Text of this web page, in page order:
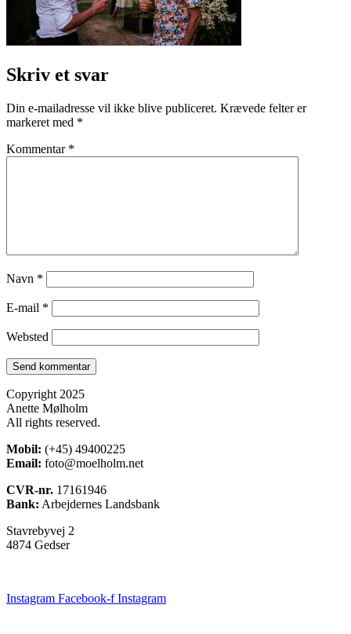
Skriv et svar
Din e-mailadresse vil ikke blive publiceret. Krævede felter er
markeret med *
Kommentar *
Navn *
E-mail *
Websted
Copyright 2025
Anette Mølholm
All rights reserved.
Mobil: (+45) 49400225
Email: foto@moelholm.net
CVR-nr. 17161946
Bank: Arbejdernes Landsbank
Stavrebyvej 2
4874 Gedser
Instagram Facebook-f Instagram